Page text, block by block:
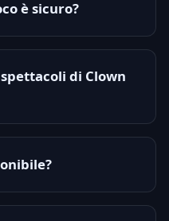
è sicuro?
di Clown